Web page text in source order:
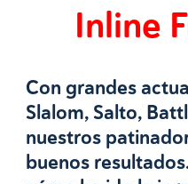
Inline
Con grandes
Slalom, Salto,
nuestros
buenos